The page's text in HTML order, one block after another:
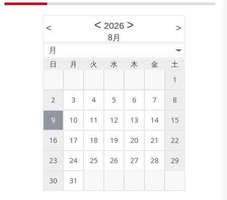
< < 2026 >
8月
>
月
日 月 火 水 木 金 土
1
2 3 4 5 6 7 8
9 10 11 12 13 14 15
16 17 18 19 20 21 22
23 24 25 26 27 28 29
30 31